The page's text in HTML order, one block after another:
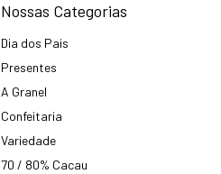
Nossas Categorias
Dia dos Pais
Presentes
A Granel
Confeitaria
Variedade
70 / 80% Cacau